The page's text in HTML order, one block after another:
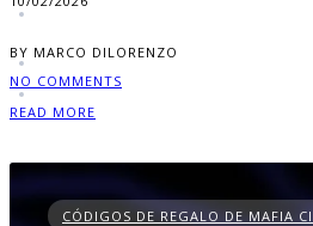
BY MARCO DILORENZO
NO COMMENTS
READ MORE
CÓDIGOS DE REGALO DE MAFIA